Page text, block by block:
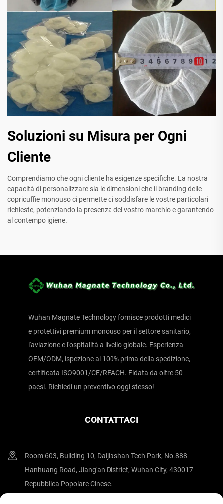
Soluzioni su Misura per Ogni
Cliente
Comprendiamo che ogni cliente ha esigenze specifiche. La nostra
capacità di personalizzare sia le dimensioni che il branding delle
copricuffie monouso ci permette di soddisfare le vostre particolari
richieste, potenziando la presenza del vostro marchio e garantendo
al contempo igiene.
Wuhan Magnate Technology fornisce prodotti medici
e protettivi premium monouso per il settore sanitario,
l'aviazione e l'ospitalità a livello globale. Esperienza
OEM/ODM, ispezione al 100% prima della spedizione,
certificata ISO9001/CE/REACH. Fidata da oltre 50
paesi. Richiedi un preventivo oggi stesso!
CONTATTACI
Room 603, Building 10, Daijiashan Tech Park, No.888
Hanhuang Road, Jiang'an District, Wuhan City, 430017
Repubblica Popolare Cinese.